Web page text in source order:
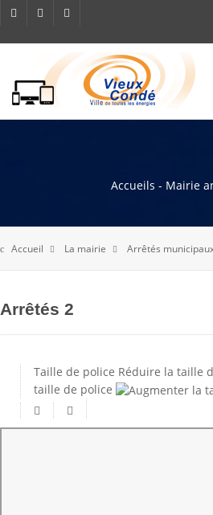
Accueils - Mairie
Accueil La mairie Arrêtés
Arrêtés 2
Taille de police Réduire la taille
taille de police